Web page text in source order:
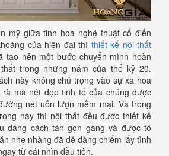
mỹ giữa tinh hoa nghệ thuật cổ điển
của hiện đại thì thiết kế nội thất
tạo nên một bước chuyển mình hoàn
trong những năm của thế kỷ 20.
này không chú trọng vào sự xa hoa
mà nét đẹp tinh tế của chúng được
nét uốn lượn mềm mại. Và trong
này thì nội thất đều được thiết kế
dáng cách tân gọn gàng và được tô
nhẹ nhàng đã dễ dàng chiếm lấy tình
từ cái nhìn đầu tiên.